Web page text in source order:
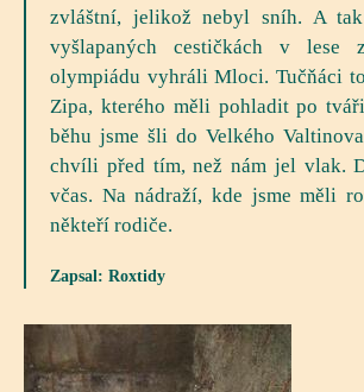
zvláštní, jelikož nebyl sníh. A
vyšlapaných cestičkách v lese
olympiádu vyhráli Mloci. Tučňáci
Zipa, kterého měli pohladit po
běhu jsme šli do Velkého
chvíli před tím, než nám jel vlak.
včas. Na nádraží, kde jsme měli
někteří rodiče.
Zapsal: Roxtidy